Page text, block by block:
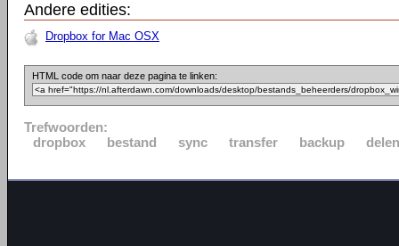
Andere edities:
Dropbox for Mac OSX
HTML code om naar deze pagina te linken:
Trefwoorden:
dropbox
bestand sync transfer backup delen